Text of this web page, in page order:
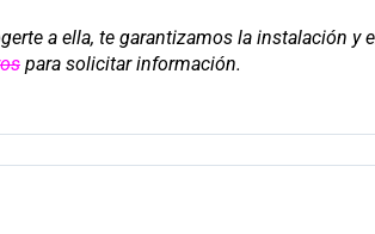
a ella, te garantizamos la instalación
para solicitar información.